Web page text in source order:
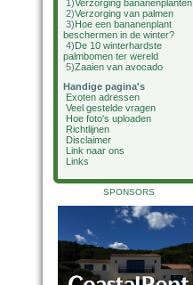
1)Verzorging bananenplanten
2)Verzorging van palmen
3)Hoe een bananenplant
beschermen in de winter?
4)De 10 winterhardste
palmbomen ter wereld
5)Zaaien van avocado
Handige pagina's
Exoten adressen
Veel gestelde vragen
Hoe foto's uploaden
Richtlijnen
Disclaimer
Link naar ons
Links
SPONSORS